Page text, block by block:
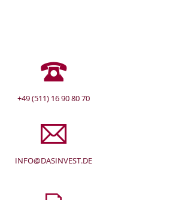
+49 (511) 16 90 80 70
INFO@DASINVEST.DE